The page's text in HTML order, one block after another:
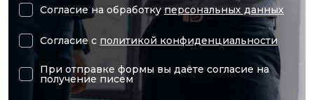
Согласие на обработкуперсональных данных
Согласие с политикой конфиденциальности
При отправке формы вы даёте согласие на
получение писем